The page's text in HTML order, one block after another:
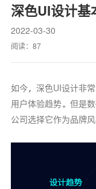
深色UI设计基
2022-03-30
阅读： 87
如今，深色UI设计非
用户体验趋势。但是
公司选择它作为品牌